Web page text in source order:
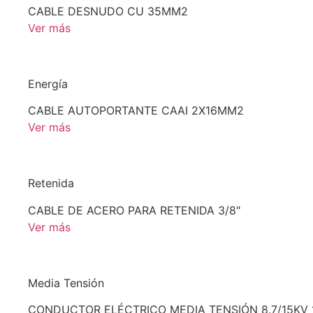
CABLE DESNUDO CU 35MM2
Ver más
Energía
CABLE AUTOPORTANTE CAAI 2X16MM2
Ver más
Retenida
CABLE DE ACERO PARA RETENIDA 3/8"
Ver más
Media Tensión
CONDUCTOR ELÉCTRICO MEDIA TENSIÓN 8.7/15KV